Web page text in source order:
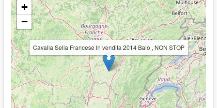
Cavalla Sella Francese In vendita 2014 Baio , NON STOP
+
−